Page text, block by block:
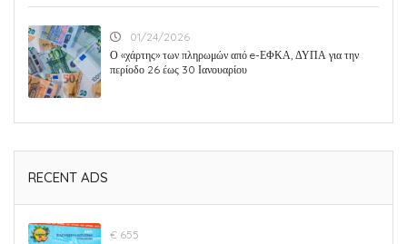
01/24/2026
Ο «χάρτης» των πληρωμών από e-ΕΦΚΑ, ΔΥΠΑ για την
περίοδο 26 έως 30 Ιανουαρίου
RECENT ADS
€ 655